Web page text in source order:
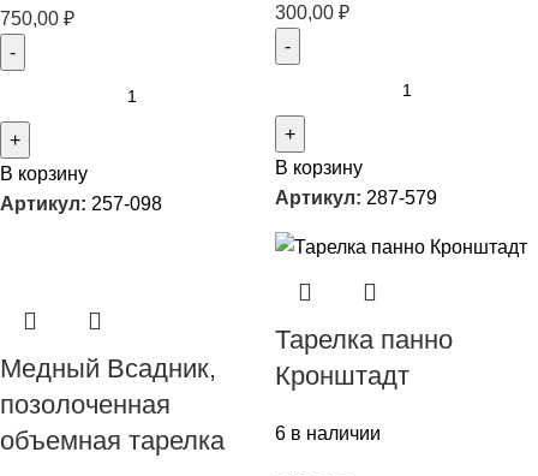
750,00 ₽
В корзину
Артикул: 257-098
300,00 ₽
В корзину
Артикул: 287-579
Медный Всадник,
позолоченная
объемная тарелка
Тарелка панно
Кронштадт
6 в наличии